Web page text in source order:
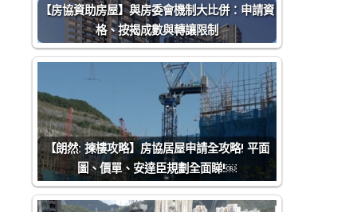
【房協資助房屋】與房委會機制大比併：申請資
格、按揭成數與轉讓限制
【朗然: 揀樓攻略】房協居屋申請全攻略! 平面
圖、價單、安達臣規劃全面睇!￼